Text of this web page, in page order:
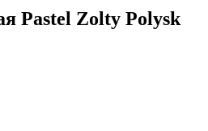
Pastel Zolty Polysk